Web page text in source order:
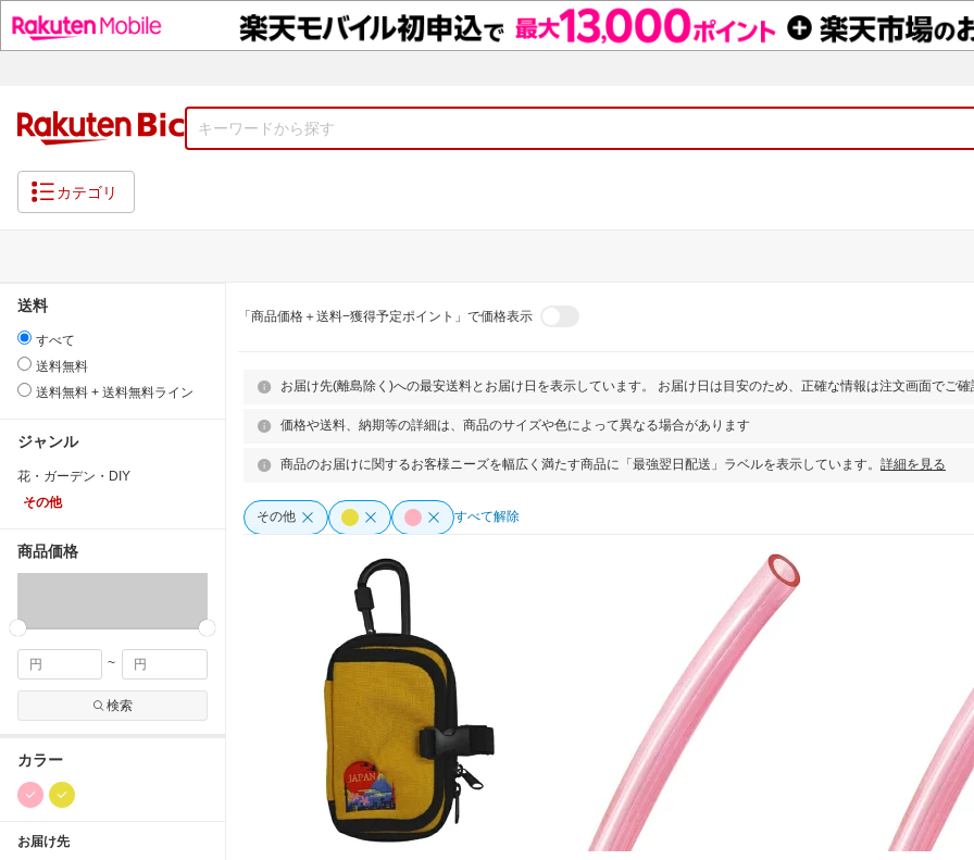
カテゴリ
送料
すべて
送料無料
送料無料 + 送料無料ライン
ジャンル
花・ガーデン・DIY
その他
商品価格
~
検索
カラー
お届け先
「商品価格＋送料−獲得予定ポイント」で価格表示
お届け先(離島除く)への最安送料とお届け日を表示しています。 お届け日は目安のため、正確な情報は注文画面でご確
価格や送料、納期等の詳細は、商品のサイズや色によって異なる場合があります
商品のお届けに関するお客様ニーズを幅広く満たす商品に「最強翌日配送」ラベルを表示しています。 詳細を見る
その他 すべて解除